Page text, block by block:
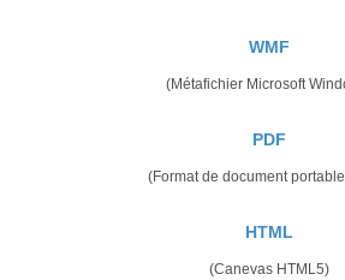
WMF
(Métafichier Microsoft
PDF
(Format de document
HTML
(Canevas HTML5)